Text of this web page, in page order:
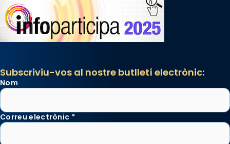
Subscriviu-vos al nostre butlletí electrònic:
Nom
Correu electrònic *